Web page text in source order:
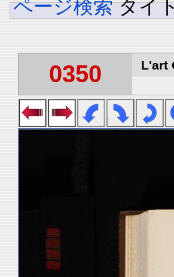
ページ検索 タイ
0350 L'art